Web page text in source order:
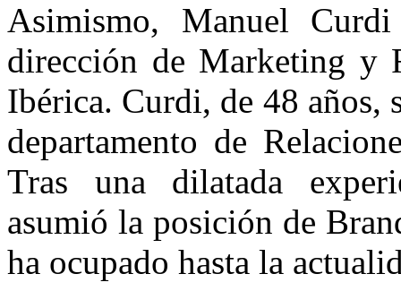
Asimismo, Manuel
dirección de Marketing y
Ibérica. Curdi, de 48 años,
departamento de
Tras una dilatada
asumió la posición de
ha ocupado hasta la